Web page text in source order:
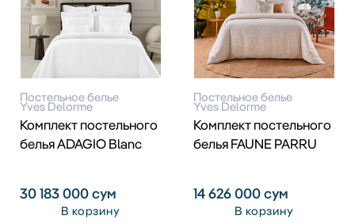
Постельное белье
Yves Delorme
Комплект постельного
белья ADAGIO Blanc
30 183 000сум
В корзину
Постельное белье
Yves Delorme
Комплект постельного
белья FAUNE PARRU
14 626 000сум
В корзину